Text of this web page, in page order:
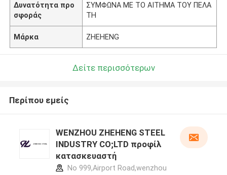
Δυνατότητα προ
σφοράς
ΣΥΜΦΩΝΑ ΜΕ ΤΟ ΑΙΤΗΜΑ ΤΟΥ ΠΕΛΑ
ΤΗ
Μάρκα ZHEHENG
Δείτε περισσότερων
Περίπου εμείς
WENZHOU ZHEHENG STEEL
INDUSTRY CO;LTD προφίλ
κατασκευαστή
No 999,Airport Road,wenzhou